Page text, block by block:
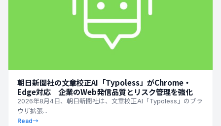
朝日新聞社の文章校正AI「Typoless」がChrome・
Edge対応 企業のWeb発信品質とリスク管理を強化
2026年8月4日、朝日新聞社は、文章校正AI「Typoless」のブラ
ウザ拡張...
Read→